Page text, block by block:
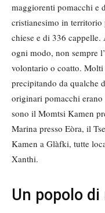
maggiorenti pomacchi e
cristianesimo in
chiese e di 336
ogni modo, non sempre
volontario o coatto.
precipitando da qualche
originari pomacchi
sono il Momtsi Kamen
Marina presso Eòra, il
Kamen a Glàfki, tutte
Xanthi.
Un popolo